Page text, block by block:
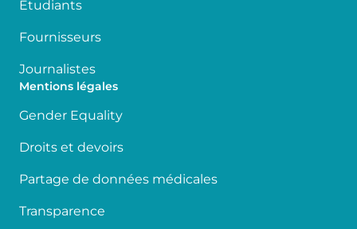
Etudiants
Fournisseurs
Journalistes
Mentions légales
Gender Equality
Droits et devoirs
Partage de données médicales
Transparence